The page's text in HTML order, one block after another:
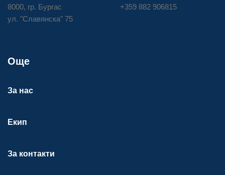
8000, гр. Бургас
ул. "Славянска" 75
+359 882 906815
Още
За нас
Екип
За контакти